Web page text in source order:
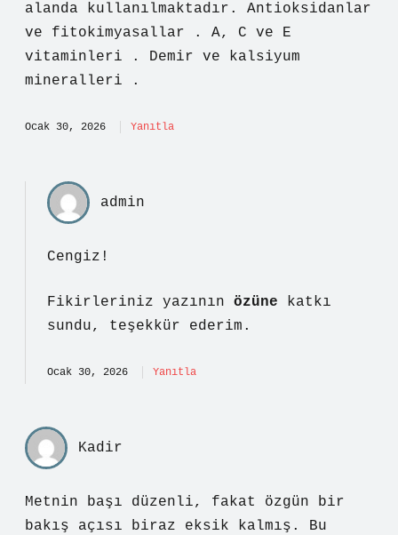
alanda kullanılmaktadır. Antioksidanlar
ve fitokimyasallar . A, C ve E
vitaminleri . Demir ve kalsiyum
mineralleri .
Ocak 30, 2026 Yanıtla
admin
Cengiz!
Fikirleriniz yazının özüne katkı
sundu, teşekkür ederim.
Ocak 30, 2026 Yanıtla
Kadir
Metnin başı düzenli, fakat özgün bir
bakış açısı biraz eksik kalmış. Bu